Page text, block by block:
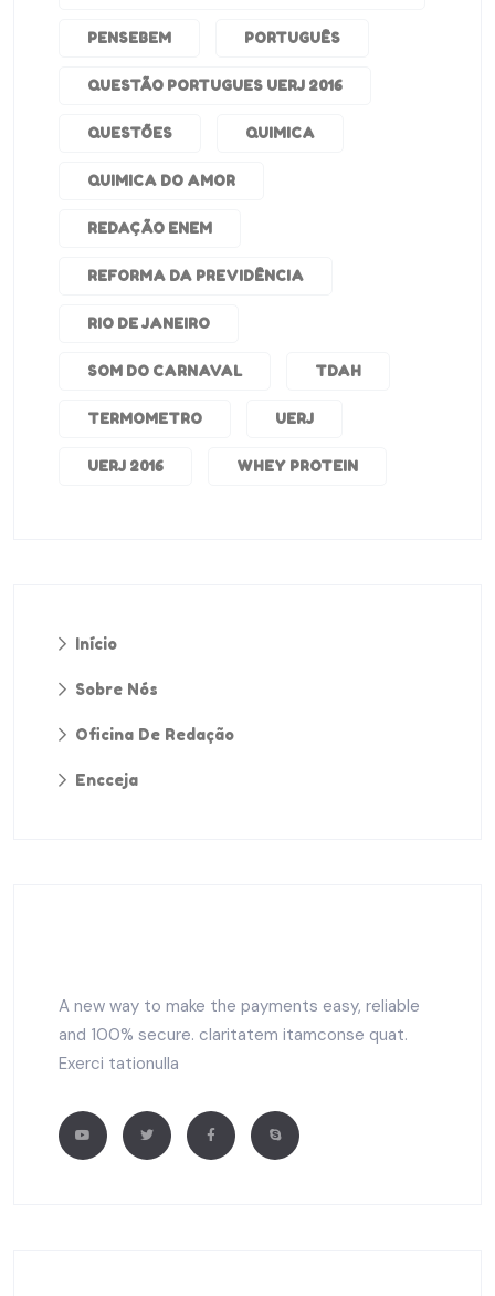
PENSEBEM PORTUGUÊS
QUESTÃO PORTUGUES UERJ 2016
QUESTÕES QUIMICA
QUIMICA DO AMOR
REDAÇÃO ENEM
REFORMA DA PREVIDÊNCIA
RIO DE JANEIRO
SOM DO CARNAVAL TDAH
TERMOMETRO UERJ
UERJ 2016 WHEY PROTEIN
Início
Sobre Nós
Oficina De Redação
Encceja
A new way to make the payments easy, reliable
and 100% secure. claritatem itamconse quat.
Exerci tationulla